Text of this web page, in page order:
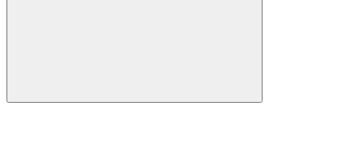
Buscar